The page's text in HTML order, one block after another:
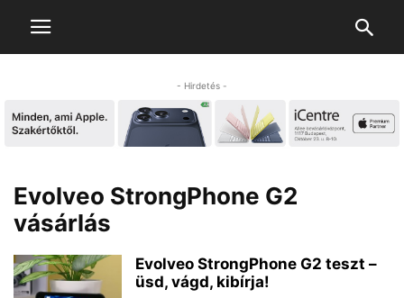
- Hirdetés -
Evolveo StrongPhone G2
vásárlás
Evolveo StrongPhone G2 teszt –
üsd, vágd, kibírja!